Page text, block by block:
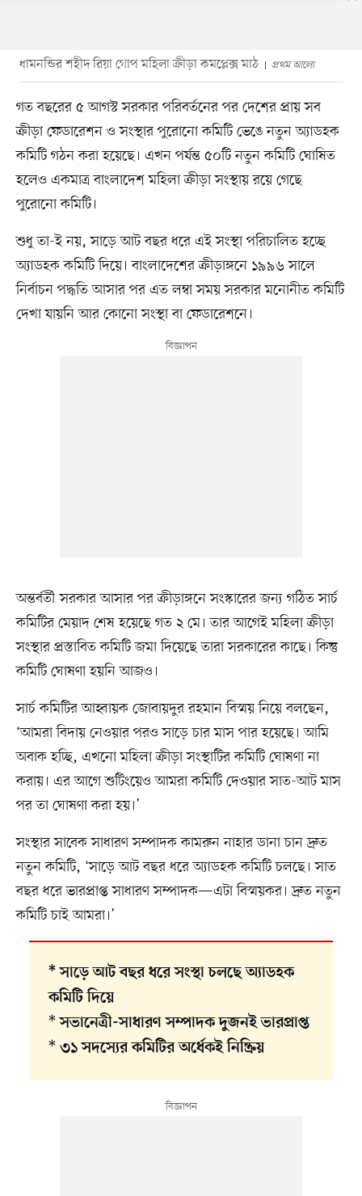
ধামনন্ডির শহীদ রিয়া গোপ মহিলা ক্রীড়া কমপ্লেক্স মাঠ প্রথম আলো
গত বছরের ৫ আগস্ট সরকার পরিবর্তনের পর দেশের প্রায় সব
ক্রীড়া ফেডারেশন ও সংস্থার পুরোনো কমিটি ভেঙে নতুন অ্যাডহক
কমিটি গঠন করা হয়েছে। এখন পর্যন্ত ৫০টি নতুন কমিটি ঘোষিত
হলেও একমাত্র বাংলাদেশ মহিলা ক্রীড়া সংস্থায় রয়ে গেছে
পুরোনো কমিটি।
শুধু তা-ই নয়, সাড়ে আট বছর ধরে এই সংস্থা পরিচালিত হচ্ছে
অ্যাডহক কমিটি দিয়ে। বাংলাদেশের ক্রীড়াঙ্গনে ১৯৯৬ সালে
নির্বাচন পদ্ধতি আসার পর এত লম্বা সময় সরকার মনোনীত কমিটি
দেখা যায়নি আর কোনো সংস্থা বা ফেডারেশনে।
অন্তর্বর্তী সরকার আসার পর ক্রীড়াঙ্গনে সংস্কারের জন্য গঠিত সার্চ
কমিটির মেয়াদ শেষ হয়েছে গত ২ মে। তার আগেই মহিলা ক্রীড়া
সংস্থার প্রস্তাবিত কমিটি জমা দিয়েছে তারা সরকারের কাছে। কিন্তু
কমিটি ঘোষণা হয়নি আজও।
সার্চ কমিটির আহ্বায়ক জোবায়দুর রহমান বিস্ময় নিয়ে বলছেন,
‘আমরা বিদায় নেওয়ার পরও সাড়ে চার মাস পার হয়েছে। আমি
অবাক হচ্ছি, এখনো মহিলা ক্রীড়া সংস্থাটির কমিটি ঘোষণা না
করায়। এর আগে শুটিংয়েও আমরা কমিটি দেওয়ার সাত-আট মাস
পর তা ঘোষণা করা হয়।’
সংস্থার সাবেক সাধারণ সম্পাদক কামরুন নাহার ডানা চান দ্রুত
নতুন কমিটি, ‘সাড়ে আট বছর ধরে অ্যাডহক কমিটি চলছে। সাত
বছর ধরে ভারপ্রাপ্ত সাধারণ সম্পাদক—এটা বিস্ময়কর। দ্রুত নতুন
কমিটি চাই আমরা।’
* সাড়ে আট বছর ধরে সংস্থা চলছে অ্যাডহক
কমিটি দিয়ে
*সভানেত্রী-সাধারণ সম্পাদক দুজনই ভারপ্রাপ্ত
* ৩১ সদস্যের কমিটির অর্ধেকই নিষ্ক্রিয়